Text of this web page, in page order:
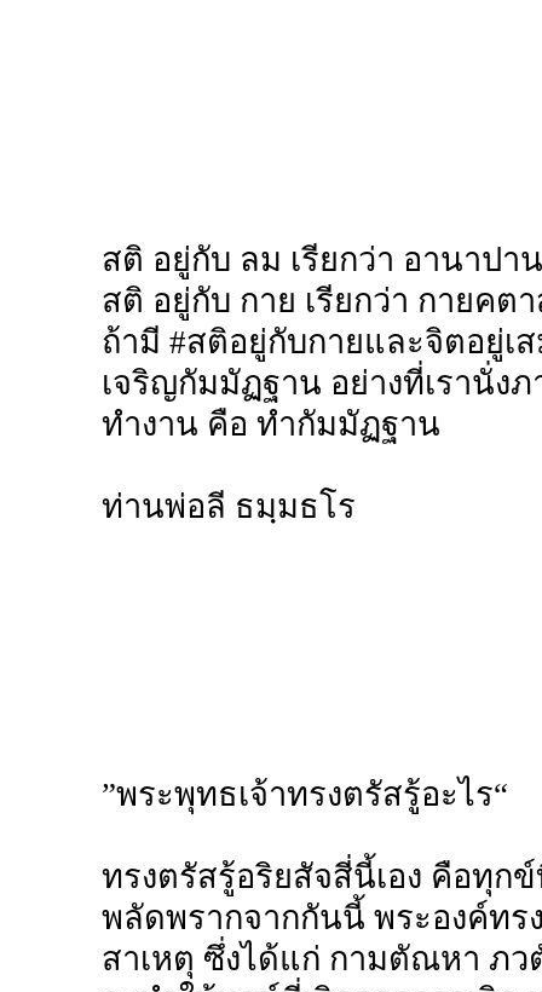
สติ อยู่กับ ลม เรียกว่า อานาปา
สติ อยู่กับ กาย เรียกว่า กายคต
ถ้ามี #สติอยู่กับกายและจิตอยู่เส
เจริญกัมมัฏฐาน อย่างที่เรานั่งภ
ทำงาน คือ ทำกัมมัฏฐาน
ท่านพ่อลี ธมฺมธโร
”พระพุทธเจ้าทรงตรัสรู้อะไร“
ทรงตรัสรู้อริยสัจสี่นี้เอง คือทุกข์
พลัดพรากจากกันนี้ พระองค์ท
สาเหตุ ซึ่งได้แก่ กามตัณหา ภ